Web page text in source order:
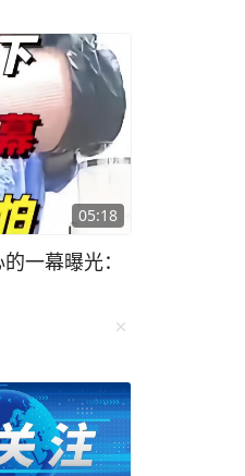
仅剩3艘国际
对接港区运
窗口运转，
间驻岛警力
做好封堵加
稳定。 编辑:
05:18
一幕曝光：